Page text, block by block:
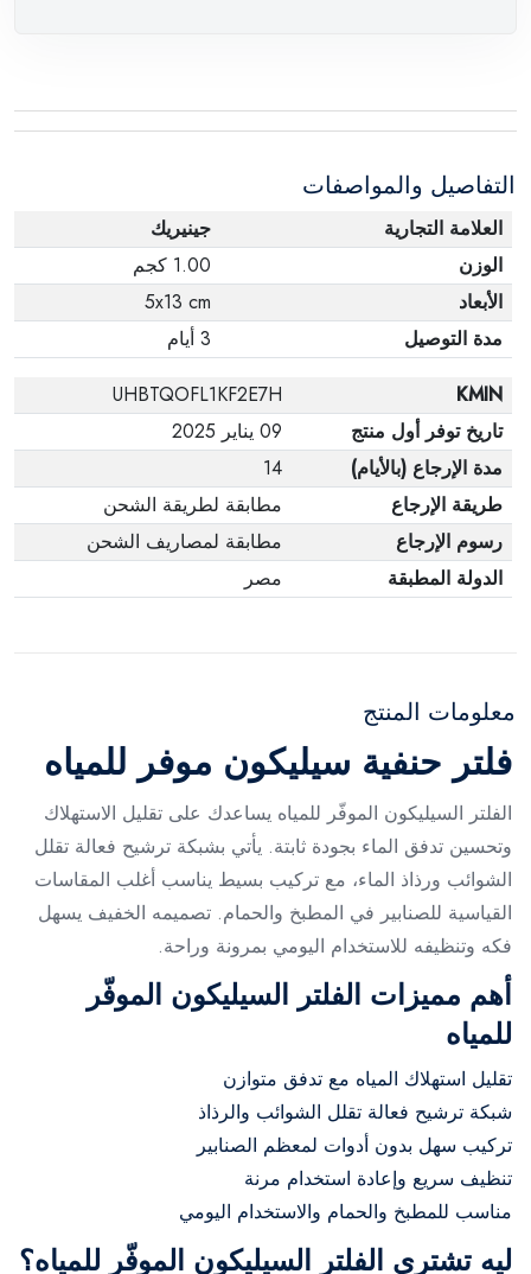
التفاصيل والمواصفات
العلامة التجارية
جينيريك
الوزن
1.00 كجم
الأبعاد
5x13 cm
مدة التوصيل
3 أيام
KMIN
UHBTQOFL1KF2E7H
تاريخ توفر أول منتج
09 يناير 2025
مدة الإرجاع (بالأيام)
14
طريقة الإرجاع
مطابقة لطريقة الشحن
رسوم الإرجاع
مطابقة لمصاريف الشحن
الدولة المطبقة
مصر
معلومات المنتج
فلتر حنفية سيليكون موفر للمياه
الفلتر السيليكون الموفّر للمياه يساعدك على تقليل الاستهلاك
وتحسين تدفق الماء بجودة ثابتة. يأتي بشبكة ترشيح فعالة تقلل
الشوائب ورذاذ الماء، مع تركيب بسيط يناسب أغلب المقاسات
القياسية للصنابير في المطبخ والحمام. تصميمه الخفيف يسهل
فكه وتنظيفه للاستخدام اليومي بمرونة وراحة.
أهم مميزات الفلتر السيليكون الموفّر
للمياه
تقليل استهلاك المياه مع تدفق متوازن
شبكة ترشيح فعالة تقلل الشوائب والرذاذ
تركيب سهل بدون أدوات لمعظم الصنابير
تنظيف سريع وإعادة استخدام مرنة
مناسب للمطبخ والحمام والاستخدام اليومي
ليه تشتري الفلتر السيليكون الموفّر للمياه؟